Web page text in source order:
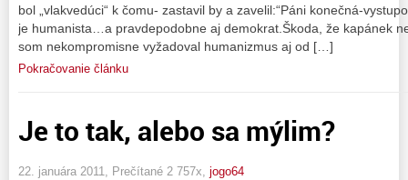
bol „vlakvedúci“ k čomu- zastavil by a zavelil:“Páni konečná-
je humanista…a pravdepodobne aj demokrat.Škoda, že kapánek
som nekompromisne vyžadoval humanizmus aj od […]
Pokračovanie článku
Je to tak, alebo sa mýlim?
22. januára 2011, Prečítané 2 757x, jogo64